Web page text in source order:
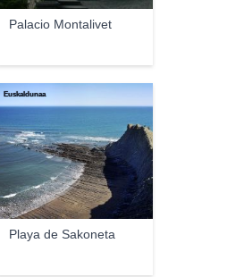
Palacio Montalivet
Playa de Sakoneta
Euskaldunaa